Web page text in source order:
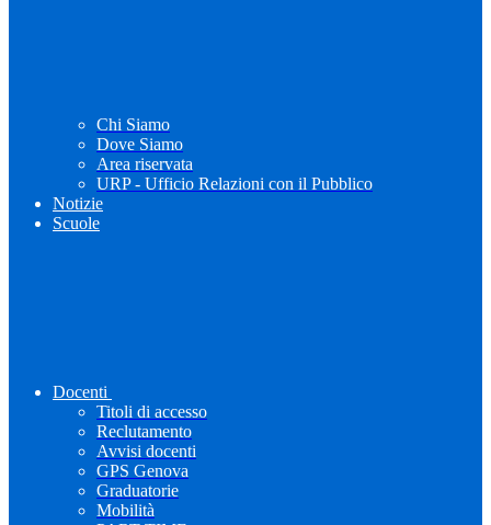
Chi Siamo
Dove Siamo
Area riservata
URP - Ufficio Relazioni con il Pubblico
Notizie
Scuole
Docenti
Titoli di accesso
Reclutamento
Avvisi docenti
GPS Genova
Graduatorie
Mobilità